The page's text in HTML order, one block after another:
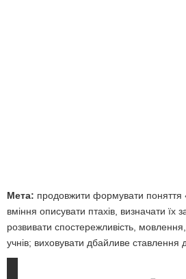
Мета: продовжити формувати поняття
вміння описувати птахів, визначати їх
розвивати спостережливість,
учнів; виховувати дбайливе ставлення